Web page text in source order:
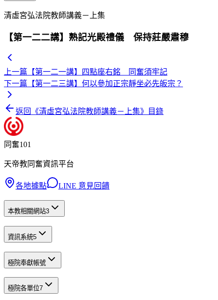
清虛宮弘法院教師講義－上集
【第一二二講】熟記光殿禮儀 保持莊嚴肅穆
上一篇 【第一二一講】四點座右銘 同奮須牢記
下一篇 【第一二三講】何以參加正宗靜坐必先皈宗？
返回《清虛宮弘法院教師講義－上集》目錄
同奮101
天帝教同奮資訊平台
各地據點 LINE 意見回饋
本教相關網站3
資訊系統5
極院奉獻帳號
極院各單位7